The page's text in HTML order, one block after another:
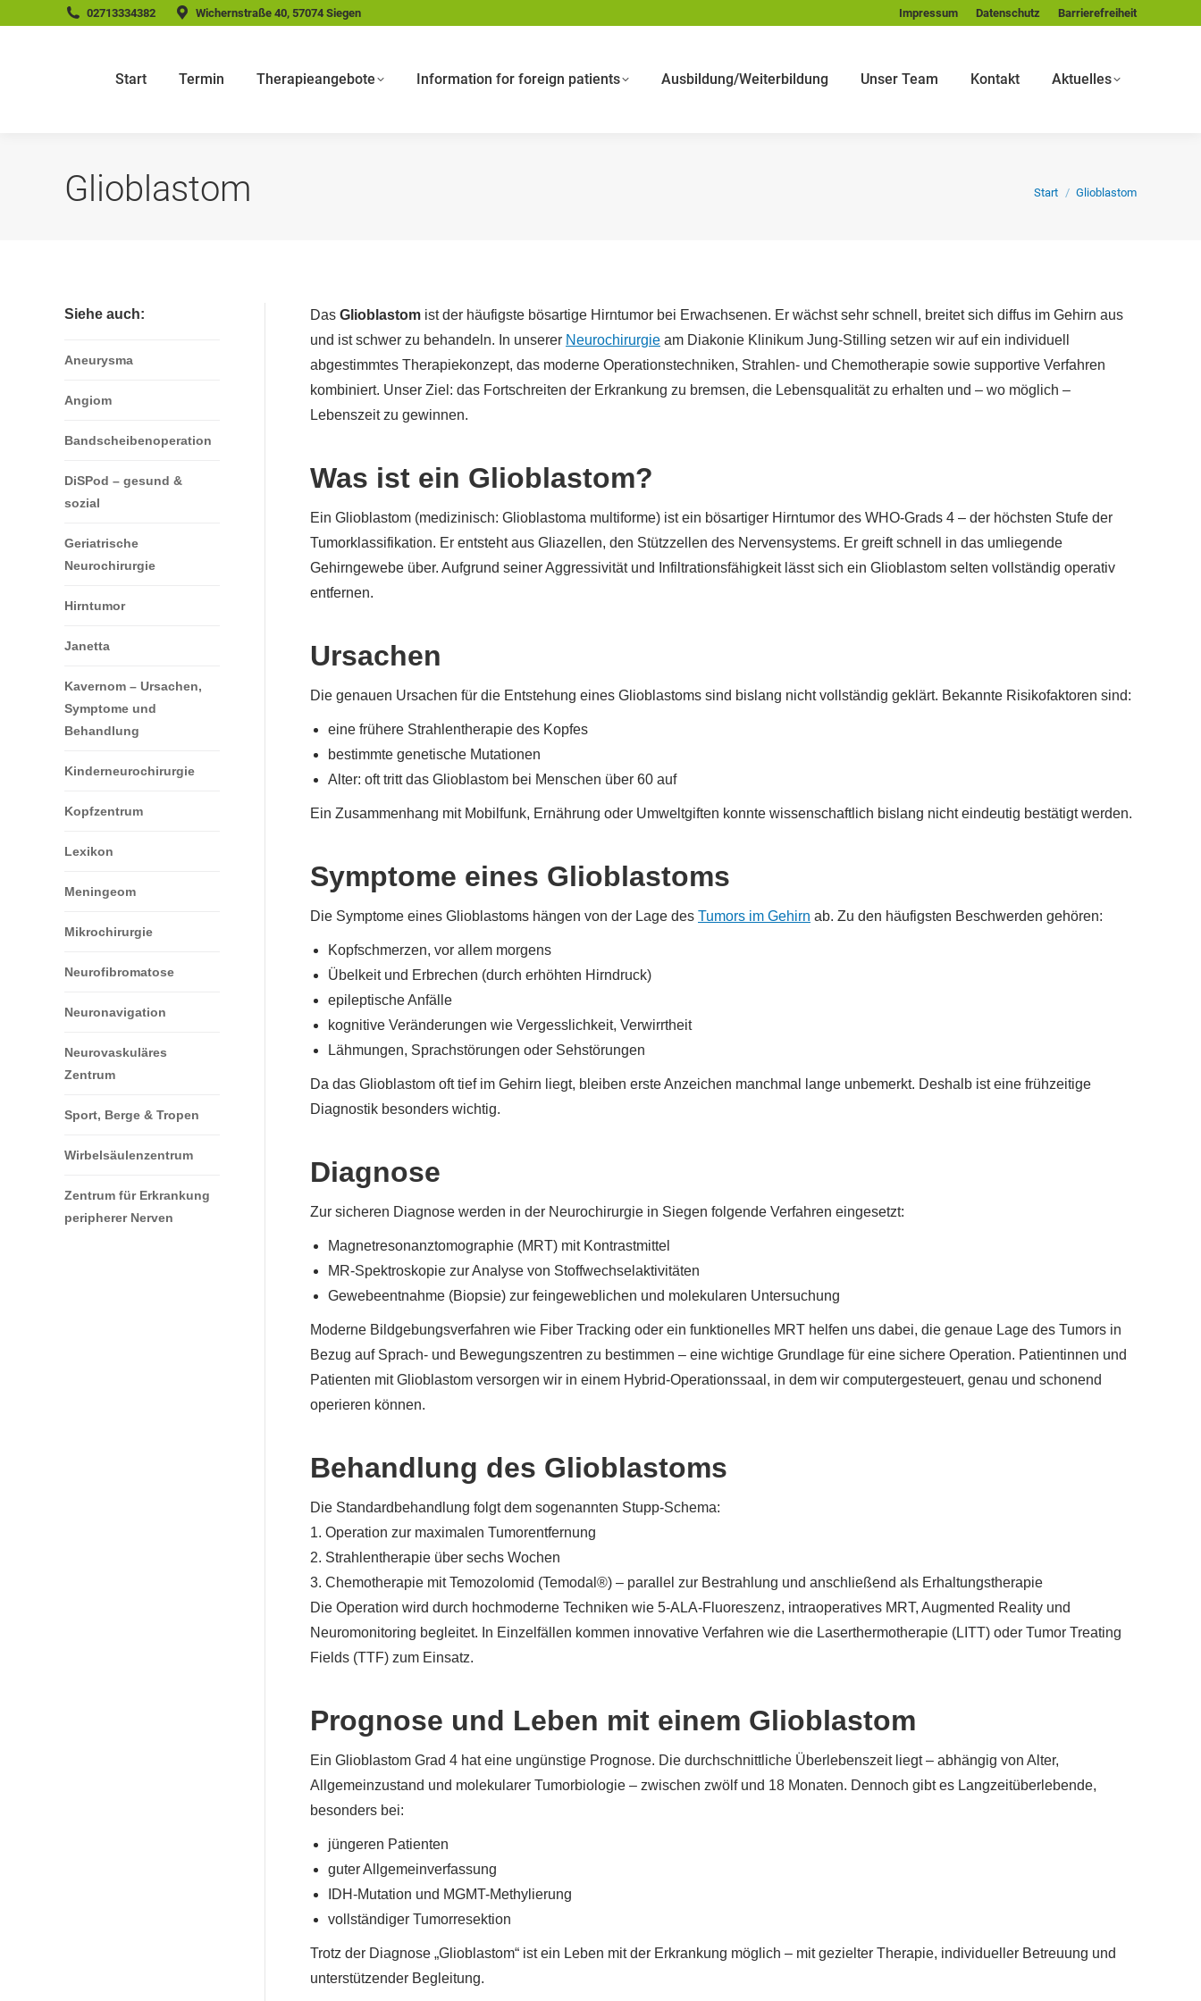
02713334382 Wichernstraße 40, 57074 Siegen Impressum Datenschutz Barrierefreiheit
Start Termin Therapieangebote Information for foreign patients Ausbildung/Weiterbildung Unser Team Kontakt Aktuelles
Glioblastom Sie befinden sich hier:
Start Glioblastom
Das Glioblastom ist der häufigste bösartige Hirntumor bei Erwachsenen. Er wächst sehr schnell, breitet sich diffus im Gehirn aus
und ist schwer zu behandeln. In unserer Neurochirurgie am Diakonie Klinikum Jung-Stilling setzen wir auf ein individuell
abgestimmtes Therapiekonzept, das moderne Operationstechniken, Strahlen- und Chemotherapie sowie supportive Verfahren
kombiniert. Unser Ziel: das Fortschreiten der Erkrankung zu bremsen, die Lebensqualität zu erhalten und – wo möglich –
Lebenszeit zu gewinnen.
Was ist ein Glioblastom?
Ein Glioblastom (medizinisch: Glioblastoma multiforme) ist ein bösartiger Hirntumor des WHO-Grads 4 – der höchsten Stufe der
Tumorklassifikation. Er entsteht aus Gliazellen, den Stützzellen des Nervensystems. Er greift schnell in das umliegende
Gehirngewebe über. Aufgrund seiner Aggressivität und Infiltrationsfähigkeit lässt sich ein Glioblastom selten vollständig operativ
entfernen.
Ursachen
Die genauen Ursachen für die Entstehung eines Glioblastoms sind bislang nicht vollständig geklärt. Bekannte Risikofaktoren sind:
eine frühere Strahlentherapie des Kopfes
bestimmte genetische Mutationen
Alter: oft tritt das Glioblastom bei Menschen über 60 auf
Ein Zusammenhang mit Mobilfunk, Ernährung oder Umweltgiften konnte wissenschaftlich bislang nicht eindeutig bestätigt werden.
Symptome eines Glioblastoms
Die Symptome eines Glioblastoms hängen von der Lage des Tumors im Gehirn ab. Zu den häufigsten Beschwerden gehören:
Kopfschmerzen, vor allem morgens
Übelkeit und Erbrechen (durch erhöhten Hirndruck)
epileptische Anfälle
kognitive Veränderungen wie Vergesslichkeit, Verwirrtheit
Lähmungen, Sprachstörungen oder Sehstörungen
Da das Glioblastom oft tief im Gehirn liegt, bleiben erste Anzeichen manchmal lange unbemerkt. Deshalb ist eine frühzeitige
Diagnostik besonders wichtig.
Diagnose
Zur sicheren Diagnose werden in der Neurochirurgie in Siegen folgende Verfahren eingesetzt:
Magnetresonanztomographie (MRT) mit Kontrastmittel
MR-Spektroskopie zur Analyse von Stoffwechselaktivitäten
Gewebeentnahme (Biopsie) zur feingeweblichen und molekularen Untersuchung
Moderne Bildgebungsverfahren wie Fiber Tracking oder ein funktionelles MRT helfen uns dabei, die genaue Lage des Tumors in
Bezug auf Sprach- und Bewegungszentren zu bestimmen – eine wichtige Grundlage für eine sichere Operation. Patientinnen und
Patienten mit Glioblastom versorgen wir in einem Hybrid-Operationssaal, in dem wir computergesteuert, genau und schonend
operieren können.
Behandlung des Glioblastoms
Die Standardbehandlung folgt dem sogenannten Stupp-Schema:
1. Operation zur maximalen Tumorentfernung
2. Strahlentherapie über sechs Wochen
3. Chemotherapie mit Temozolomid (Temodal®) – parallel zur Bestrahlung und anschließend als Erhaltungstherapie
Die Operation wird durch hochmoderne Techniken wie 5-ALA-Fluoreszenz, intraoperatives MRT, Augmented Reality und
Neuromonitoring begleitet. In Einzelfällen kommen innovative Verfahren wie die Laserthermotherapie (LITT) oder Tumor Treating
Fields (TTF) zum Einsatz.
Prognose und Leben mit einem Glioblastom
Ein Glioblastom Grad 4 hat eine ungünstige Prognose. Die durchschnittliche Überlebenszeit liegt – abhängig von Alter,
Allgemeinzustand und molekularer Tumorbiologie – zwischen zwölf und 18 Monaten. Dennoch gibt es Langzeitüberlebende,
besonders bei:
jüngeren Patienten
guter Allgemeinverfassung
IDH-Mutation und MGMT-Methylierung
vollständiger Tumorresektion
Trotz der Diagnose „Glioblastom“ ist ein Leben mit der Erkrankung möglich – mit gezielter Therapie, individueller Betreuung und
unterstützender Begleitung.
Siehe auch:
Aneurysma
Angiom
Bandscheibenoperation
DiSPod – gesund &
sozial
Geriatrische
Neurochirurgie
Hirntumor
Janetta
Kavernom – Ursachen,
Symptome und
Behandlung
Kinderneurochirurgie
Kopfzentrum
Lexikon
Meningeom
Mikrochirurgie
Neurofibromatose
Neuronavigation
Neurovaskuläres
Zentrum
Sport, Berge & Tropen
Wirbelsäulenzentrum
Zentrum für Erkrankung
peripherer Nerven